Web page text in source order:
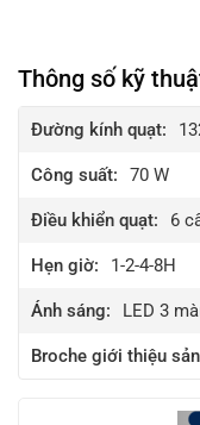
Thông số kỹ
Đường kính quạt:
Công suất: 70 W
Điều khiển quạt: 6
Hẹn giờ: 1-2-4-8H
Ánh sáng: LED 3
Broche giới thiệu